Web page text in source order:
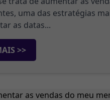
uma das estratégias
as datas...
>>